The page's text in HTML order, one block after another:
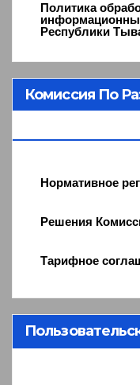
Политика
Республики
Комиссия По
Нормативное
Решения
Тарифное